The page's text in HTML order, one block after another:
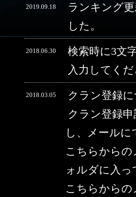
2019.09.18
ランキング
した。
2018.06.30
検索時に3文
入力してく
2018.03.05
クラン登録に
クラン登録
し、メール
こちらから
ォルダに入
こちらから